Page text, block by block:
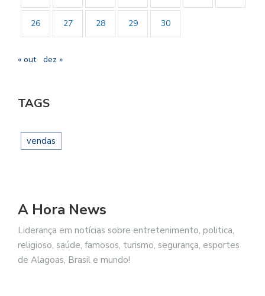
26 27 28 29 30
« out dez »
TAGS
vendas
A Hora News
Liderança em notícias sobre entretenimento, politica,
religioso, saúde, famosos, turismo, segurança, esportes
de Alagoas, Brasil e mundo!